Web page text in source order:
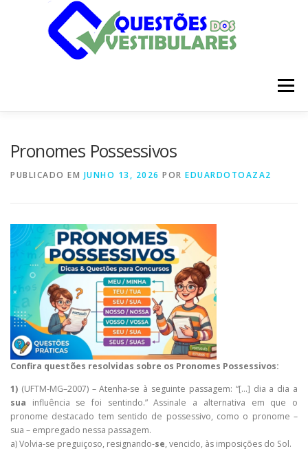
Menu
Pronomes Possessivos
PUBLICADO EM JUNHO 13, 2026 POR EDUARDOTOAZA2
Confira questões resolvidas sobre os Pronomes Possessivos:
1) (UFTM-MG–2007) – Atenha-se à seguinte passagem: “[…] dia a dia a
sua influência se foi sentindo.” Assinale a alternativa em que o
pronome destacado tem sentido de possessivo, como o pronome –
sua – empregado nessa passagem.
a) Volvia-se preguiçoso, resignando-se, vencido, às imposições do Sol.